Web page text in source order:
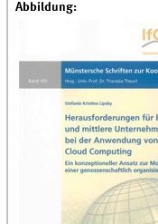
Abbildung: